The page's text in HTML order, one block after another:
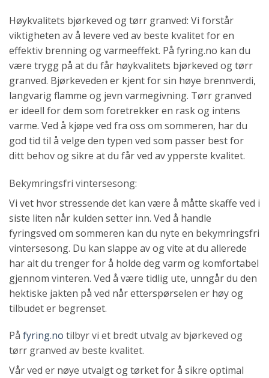
Høykvalitets bjørkeved og tørr granved: Vi forstår
viktigheten av å levere ved av beste kvalitet for en
effektiv brenning og varmeeffekt. På fyring.no kan du
være trygg på at du får høykvalitets bjørkeved og tørr
granved. Bjørkeveden er kjent for sin høye brennverdi,
langvarig flamme og jevn varmegivning. Tørr granved
er ideell for dem som foretrekker en rask og intens
varme. Ved å kjøpe ved fra oss om sommeren, har du
god tid til å velge den typen ved som passer best for
ditt behov og sikre at du får ved av ypperste kvalitet.
Bekymringsfri vintersesong:
Vi vet hvor stressende det kan være å måtte skaffe ved i
siste liten når kulden setter inn. Ved å handle
fyringsved om sommeren kan du nyte en bekymringsfri
vintersesong. Du kan slappe av og vite at du allerede
har alt du trenger for å holde deg varm og komfortabel
gjennom vinteren. Ved å være tidlig ute, unngår du den
hektiske jakten på ved når etterspørselen er høy og
tilbudet er begrenset.
På fyring.no tilbyr vi et bredt utvalg av bjørkeved og
tørr granved av beste kvalitet.
Vår ved er nøye utvalgt og tørket for å sikre optimal